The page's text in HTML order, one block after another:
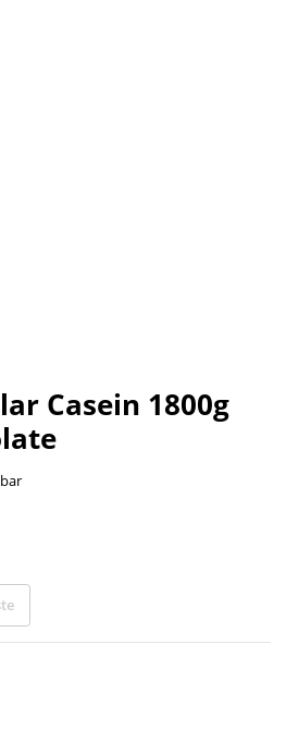
Casein 1800g